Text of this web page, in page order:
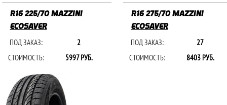
R16 225/70 MAZZINI
ECOSAVER
ПОД ЗАКАЗ:
2
СТОИМОСТЬ:
5997 РУБ.
R16 275/70 MAZZINI
ECOSAVER
ПОД ЗАКАЗ:
27
СТОИМОСТЬ:
8403 РУБ.